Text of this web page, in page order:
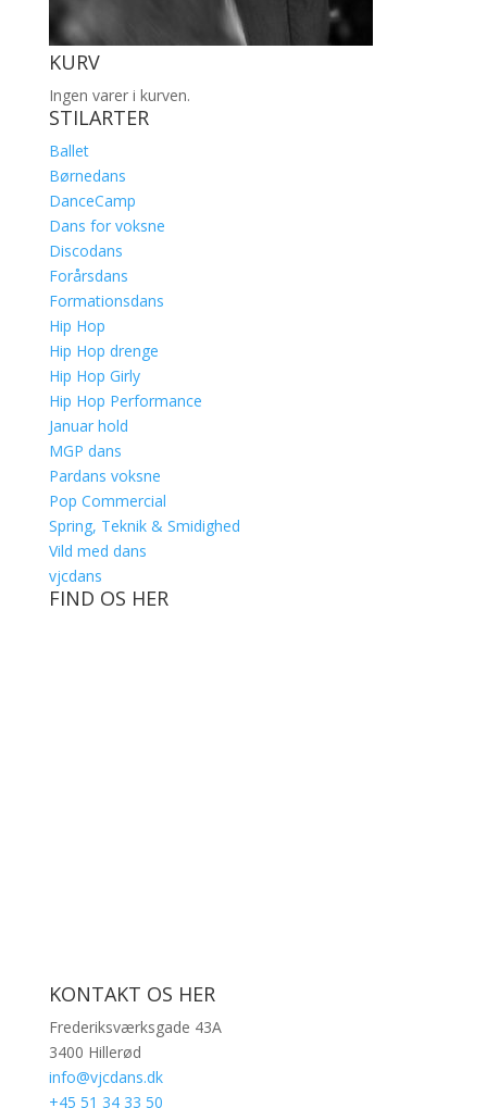
KURV
Ingen varer i kurven.
STILARTER
Ballet
Børnedans
DanceCamp
Dans for voksne
Discodans
Forårsdans
Formationsdans
Hip Hop
Hip Hop drenge
Hip Hop Girly
Hip Hop Performance
Januar hold
MGP dans
Pardans voksne
Pop Commercial
Spring, Teknik & Smidighed
Vild med dans
vjcdans
FIND OS HER
KONTAKT OS HER
Frederiksværksgade 43A
3400 Hillerød
info@vjcdans.dk
+45 51 34 33 50